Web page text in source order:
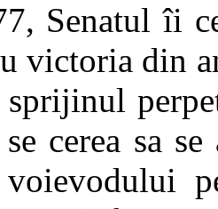
Senatul îi
victoria din
cerea sa